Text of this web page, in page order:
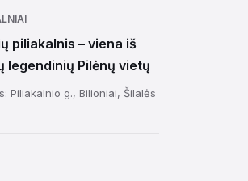
piliakalnis – viena iš
legendinių Pilėnų vietų
Piliakalnio g., Bilioniai, Šilalės